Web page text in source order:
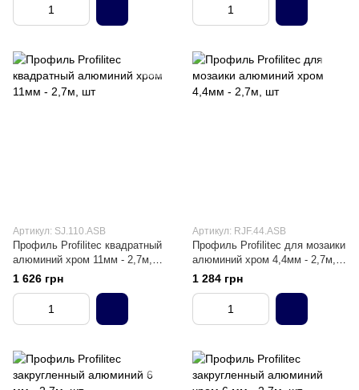
Артикул: SJ.110.ASB
Профиль Profilitec квадратный
алюминий хром 11мм - 2,7м,
шт
1 626 грн
Артикул: RJF.44.ASB
Профиль Profilitec для мозаики
алюминий хром 4,4мм - 2,7м,
шт
1 284 грн